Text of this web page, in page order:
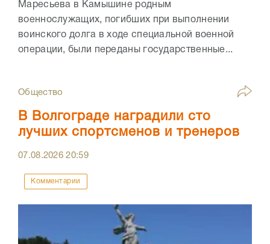
Маресьева в Камышине родным
военнослужащих, погибших при выполнении
воинского долга в ходе специальной военной
операции, были переданы государственные...
Общество
В Волгограде наградили сто
лучших спортсменов и тренеров
07.08.202620:59
Комментарии